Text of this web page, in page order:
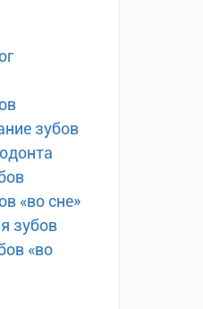
зубов
«во сне»
зубов
«во